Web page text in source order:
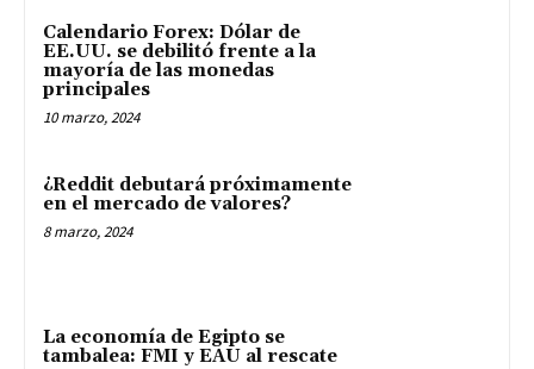
Calendario Forex: Dólar de
EE.UU. se debilitó frente a la
mayoría de las monedas
principales
10 marzo, 2024
¿Reddit debutará próximamente
en el mercado de valores?
8 marzo, 2024
La economía de Egipto se
tambalea: FMI y EAU al rescate